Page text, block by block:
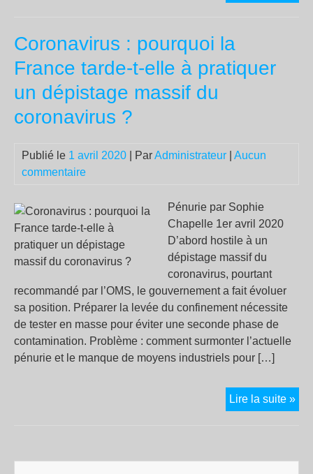
Coronavirus : pourquoi la
France tarde-t-elle à pratiquer
un dépistage massif du
coronavirus ?
Publié le 1 avril 2020 | ParAdministrateur
Aucun
commentaire
Pénurie par Sophie
Chapelle 1er avril 2020
D’abord hostile à un
dépistage massif du
coronavirus, pourtant
recommandé par l’OMS, le gouvernement a fait évoluer
sa position. Préparer la levée du confinement nécessite
de tester en masse pour éviter une seconde phase de
contamination. Problème : comment surmonter l’actuelle
pénurie et le manque de moyens industriels pour […]
Lire la suite »
: